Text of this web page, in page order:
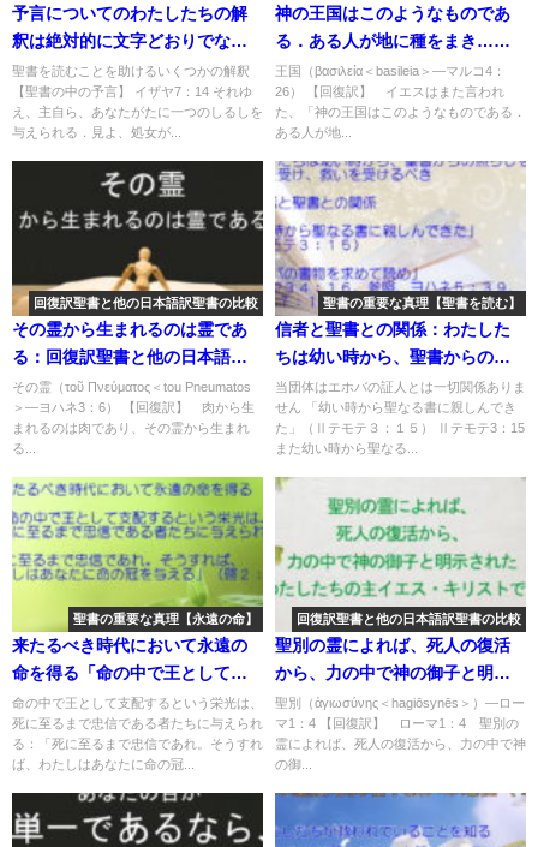
予言についてのわたしたちの解
釈は絶対的に文字どおりでなけ
ればならない：聖書の重要な真
理【聖書を読む】(４７)
聖書を読むことを助けるいくつかの解釈
【聖書の中の予言】 イザヤ7：14 それゆ
え、主自ら、あなたがたに一つのしるしを
与えられる．見よ、処女が...
神の王国はこのようなものであ
る．ある人が地に種をまき…：
回復訳聖書と他の日本語訳との
比較(77)
王国（βασιλεία＜basileia＞―マルコ4：
26） 【回復訳】 イエスはまた言われ
た、「神の王国はこのようなものである．
ある人が地...
回復訳聖書と他の日本語訳聖書の比較
その霊から生まれるのは霊であ
る：回復訳聖書と他の日本語訳
との比較(105)
その霊（τοῦ Πνεύματος＜tou Pneumatos
＞―ヨハネ3：6） 【回復訳】 肉から生
まれるのは肉であり、その霊から生まれ
る...
聖書の重要な真理【聖書を読む】
信者と聖書との関係：わたした
ちは幼い時から、聖書からの照
らしを受け、教えを受け、救い
を受けるべき「幼い時から聖な
る書に親しんできた」「エホバ
重要な真理【聖書を読む】(２３)
当団体はエホバの証人とは一切関係ありま
せん 「幼い時から聖なる書に親しんでき
た」（Ⅱテモテ３：１５） Ⅱテモテ3：15
また幼い時から聖なる...
聖書の重要な真理【永遠の命】
来たるべき時代において永遠の
命を得る「命の中で王として支
配するという栄光は、死に至る
まで忠信である者たちに与えら
れる」：聖書の重要な真理【永
命の中で王として支配するという栄光は、
死に至るまで忠信である者たちに与えられ
る：「死に至るまで忠信であれ。そうすれ
ば、わたしはあなたに命の冠...
回復訳聖書と他の日本語訳聖書の比較
聖別の霊によれば、死人の復活
から、力の中で神の御子と明示
されたわたしたちの主イエス・
キリストです(168)
聖別（ἁγιωσύνης＜hagiōsynēs＞）―ロー
マ1：4 【回復訳】 ローマ1：4 聖別の
霊によれば、死人の復活から、力の中で神
の御...